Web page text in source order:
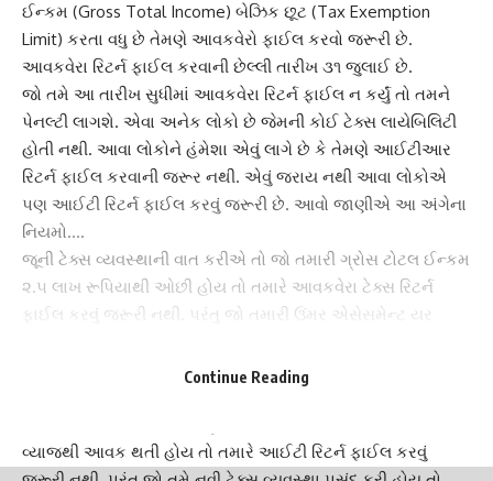
ઈન્કમ (Gross Total Income) બેઝિક છૂટ (Tax Exemption
Limit) કરતા વધુ છે તેમણે આવકવેરો ફાઈલ કરવો જરૂરી છે.
આવકવેરા રિટર્ન ફાઈલ કરવાની છેલ્લી તારીખ ૩૧ જુલાઈ છે.
જો તમે આ તારીખ સુધીમાં આવકવેરા રિટર્ન ફાઈલ ન કર્યું તો તમને
પેનલ્ટી લાગશે. એવા અનેક લોકો છે જેમની કોઈ ટેક્સ લાયેબિલિટી
હોતી નથી. આવા લોકોને હંમેશા એવું લાગે છે કે તેમણે આઈટીઆર
રિટર્ન ફાઈલ કરવાની જરૂર નથી. એવું જરાય નથી આવા લોકોએ
પણ આઈટી રિટર્ન ફાઈલ કરવું જરૂરી છે. આવો જાણીએ આ અંગેના
નિયમો….
જૂની ટેક્સ વ્યવસ્થાની વાત કરીએ તો જો તમારી ગ્રોસ ટોટલ ઈન્કમ
૨.૫ લાખ રૂપિયાથી ઓછી હોય તો તમારે આવકવેરા ટેક્સ રિટર્ન
ફાઈલ કરવું જરૂરી નથી. પરંતુ જો તમારી ઉંમર એસેસમેન્ટ યર
આવો તો તમારી આવક ૦૩ લાખ રૂપિયા કરતા વધુ હોય તો તમારે
વ્યાજથી આવક થતી હોય તો તમારે આઈટી રિટર્નફાઈલ કરવું
Continue Reading